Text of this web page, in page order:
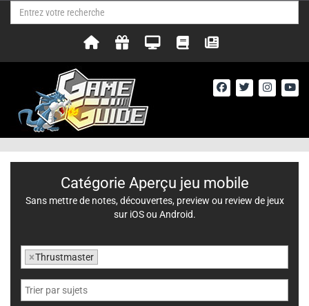
Catégorie Aperçu jeu mobile
Sans mettre de notes, découvertes, preview ou review de jeux
sur iOS ou Android.
×Thrustmaster